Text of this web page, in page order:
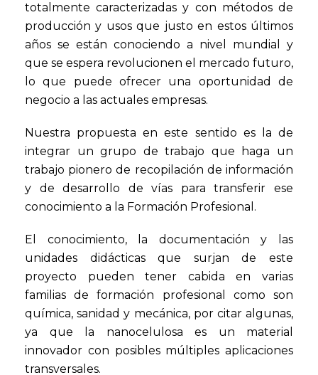
totalmente caracterizadas y con métodos de
producción y usos que justo en estos últimos
años se están conociendo a nivel mundial y
que se espera revolucionen el mercado futuro,
lo que puede ofrecer una oportunidad de
negocio a las actuales empresas.
Nuestra propuesta en este sentido es la de
integrar un grupo de trabajo que haga un
trabajo pionero de recopilación de información
y de desarrollo de vías para transferir ese
conocimiento a la Formación Profesional.
El conocimiento, la documentación y las
unidades didácticas que surjan de este
proyecto pueden tener cabida en varias
familias de formación profesional como son
química, sanidad y mecánica, por citar algunas,
ya que la nanocelulosa es un material
innovador con posibles múltiples aplicaciones
transversales.